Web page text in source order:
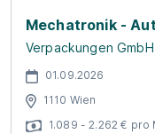
Mechatronik -
Verpackungen GmbH
01.09.2026
1110 Wien
1.089 - 2.262 € pro